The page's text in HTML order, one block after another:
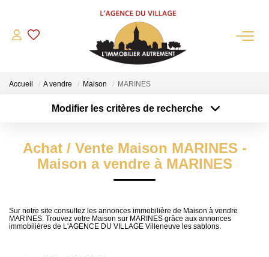
QUI SOMMES-NOUS?
L'agence
Notre Équipe
Nos Partenaires
NOS ACTUALITÉS
ACHETER
Accueil A vendre Maison MARINES
Modifier les critères de recherche
Sélectionnez...
Type de bien
Surface min
Créer une alerte
Achat / Vente Maison MARINES -
Maison a vendre à MARINES
Sur notre site consultez les annonces immobilière de Maison à vendre
MARINES. Trouvez votre Maison sur MARINES grâce aux annonces
immobilières de L'AGENCE DU VILLAGE Villeneuve les sablons.